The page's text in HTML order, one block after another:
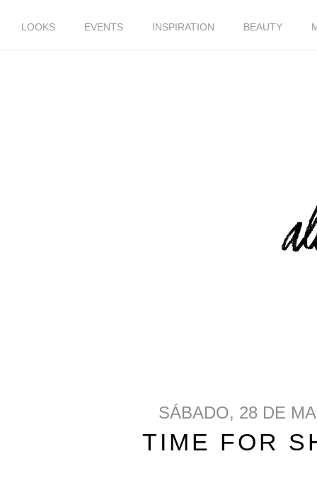
LOOKS EVENTS INSPIRATION BEAUTY
SÁBADO, 28 DE
TIME FOR